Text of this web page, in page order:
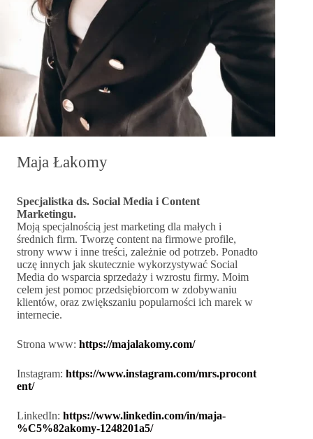
Maja Łakomy
Specjalistka ds. Social Media i Content
Marketingu.
Moją specjalnością jest marketing dla małych i
średnich firm. Tworzę content na firmowe profile,
strony www i inne treści, zależnie od potrzeb. Ponadto
uczę innych jak skutecznie wykorzystywać Social
Media do wsparcia sprzedaży i wzrostu firmy. Moim
celem jest pomoc przedsiębiorcom w zdobywaniu
klientów, oraz zwiększaniu popularności ich marek w
internecie.
Strona www: https://majalakomy.com/
Instagram: https://www.instagram.com/mrs.procont
ent/
LinkedIn: https://www.linkedin.com/in/maja-
%C5%82akomy-1248201a5/